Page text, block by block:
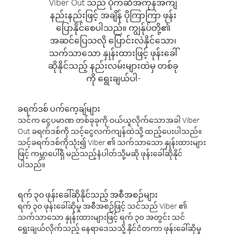
Viber Out သည် ပိုက်ဆံအကုန်အကျ
နည်းနည်းဖြင့် အချိန် ပိုကြာကြာ ဖုန်း
ပြောနိုင်စေပါသည်။ ကျွန်ုပ်တို့၏
အဆင်ပြေသလို ပြောင်းလဲနိုင်သော၊
သက်သာသော နှုန်းထားဖြင့် ဖုန်းခေါ်
ဆိုနိုင်သည့် နည်းလမ်းများထဲမှ တစ်ခု
ကို ရွေးချယ်ပါ-
ခရက်ဒစ် ပက်ကေ့ချ်များ
သင်က ငွေပမာဏ တစ်ခုခုကို ဝယ်ယူလိုက်သောအခါ Viber
Out ခရက်ဒစ်ကို သင့်ငွေလက်ကျန်ထဲသို့ ထည့်ပေးပါသည်။
သင့်ခရက်ဒစ်ကိုသုံး၍ Viber ၏ သက်သာသော နှုန်းထားများ
ဖြင့် ကမ္ဘာပေါ်ရှိ မည်သည့်နံပါတ်သို့မဆို ဖုန်းခေါ်ဆိုနိုင်
ပါသည်။
ရက် ၃၀ ဖုန်းခေါ်ဆိုနိုင်သည့် အစီအစဉ်များ
ရက် ၃၀ ဖုန်းခေါ်ဆိုမှု အစီအစဉ်ဖြင့် သင်သည် Viber ၏
သက်သာသော နှုန်းထားများဖြင့် ရက် ၃၀ အတွင်း သင်
ရွေးချယ်လိုက်သည့် နေရာဒေသသို့ နိုင်ငံတကာ ဖုန်းခေါ်ဆိုမှု